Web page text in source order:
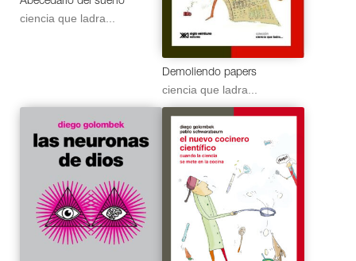
ciencia que ladra...
Demoliendo papers
ciencia que ladra...